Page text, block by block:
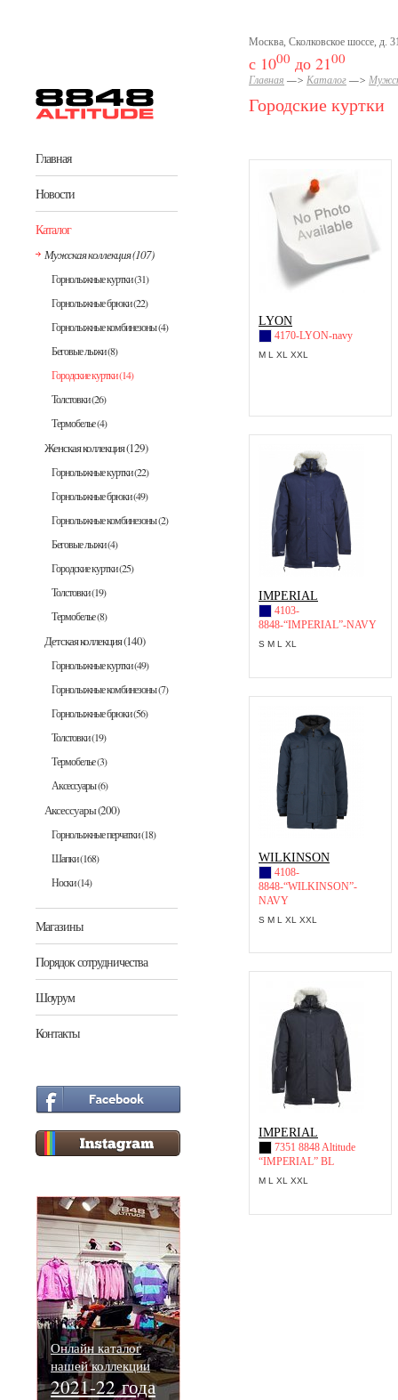
Главная
Новости
Каталог
Мужская коллекция(107)
Горнолыжные куртки(31)
Горнолыжные брюки(22)
Горнолыжные комбинезоны(4)
Беговые лыжи(8)
Городские куртки(14)
Толстовки(26)
Термобелье(4)
Женская коллекция(129)
Горнолыжные куртки(22)
Горнолыжные брюки(49)
Горнолыжные комбинезоны(2)
Беговые лыжи(4)
Городские куртки(25)
Толстовки(19)
Термобелье(8)
Детская коллекция(140)
Горнолыжные куртки(49)
Горнолыжные комбинезоны(7)
Горнолыжные брюки(56)
Толстовки(19)
Термобелье(3)
Аксессуары(6)
Аксессуары(200)
Горнолыжные перчатки(18)
Шапки(168)
Носки(14)
Магазины
Порядок сотрудничества
Шоурум
Контакты
Онлайн каталог
нашей коллекции
2021-22 года
Москва, Сколковское шоссе, д.
с 1000 до 2100
Главная —> Каталог —>
Городские куртки
LYON
4170-LYON-navy
M L XL XXL
IMPERIAL
4103-
8848-“IMPERIAL”-NAVY
S M L XL
WILKINSON
4108-
8848-“WILKINSON”-
NAVY
S M L XL XXL
IMPERIAL
7351 8848 Altitude
“IMPERIAL” BL
M L XL XXL